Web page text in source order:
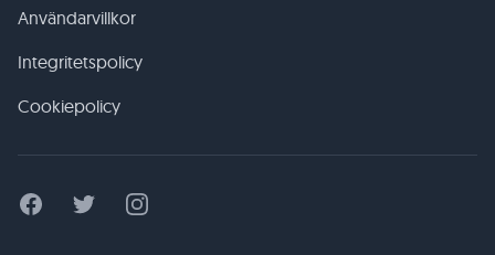
Användarvillkor
Integritetspolicy
Cookiepolicy
FacebookTwitter Instagram